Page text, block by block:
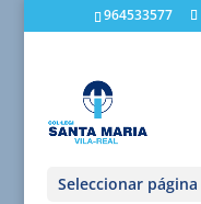
964533577
Seleccionar página